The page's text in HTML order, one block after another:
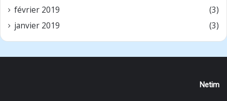
février 2019
(3)
janvier 2019
(3)
Netim